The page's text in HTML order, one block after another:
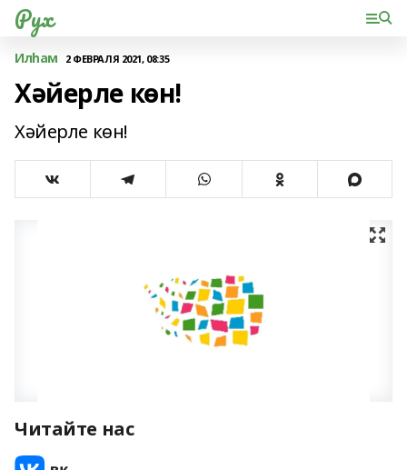
Рух
Илһам 2 ФЕВРАЛЯ 2021, 08:35
Хәйерле көн!
Хәйерле көн!
Читайте нас